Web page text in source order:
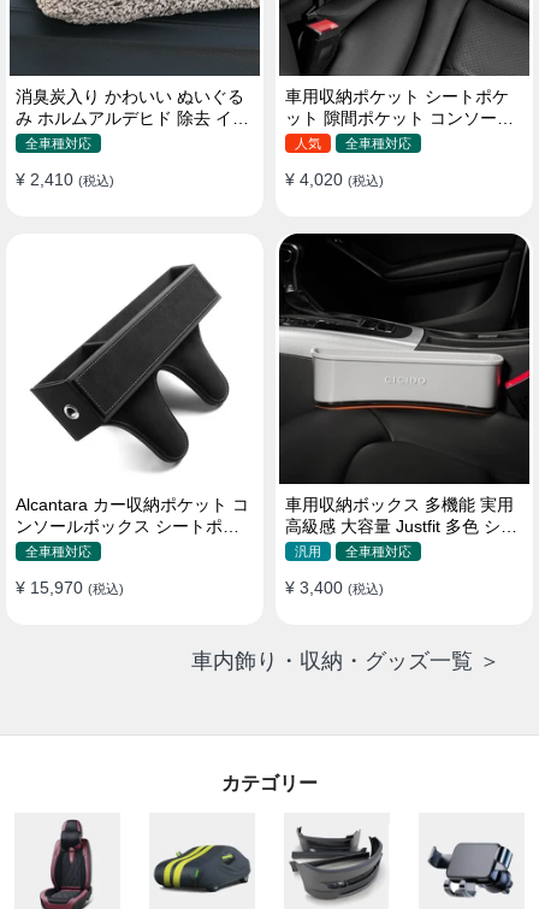
消臭炭入り かわいい ぬいぐる
み ホルムアルデヒド 除去 イン
テリア 贈り物
全車種対応
¥ 2,410 (税込)
車用収納ポケット シートポケ
ット 隙間ポケット コンソール
ボックス カー用品
人気 全車種対応
¥ 4,020 (税込)
Alcantara カー収納ポケット コ
ンソールボックス シートポケ
ット 隙間ポケットセット
全車種対応
¥ 15,970 (税込)
車用収納ボックス 多機能 実用
高級感 大容量 Justfit 多色 シー
トポケット ギャップ 隙間収納
汎用 全車種対応
¥ 3,400 (税込)
車内飾り・収納・グッズ一覧 ＞
カテゴリー